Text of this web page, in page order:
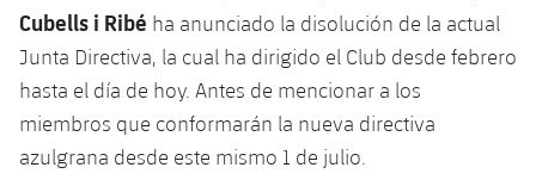
Clasificaciones
Jugadors
Fotos
Jugadores
Clasificaciones
Cadete
Infantil
Alevín
plusicon
más
Actualidad
Calendario
Barça Atlètic
plusicon
más
Actualidad
Cubells i Ribé ha anunciado la disolución de la actual
Junta Directiva, la cual ha dirigido el Club desde febrero
hasta el día de hoy. Antes de mencionar a los
miembros que conformarán la nueva directiva
azulgrana desde este mismo 1 de julio.